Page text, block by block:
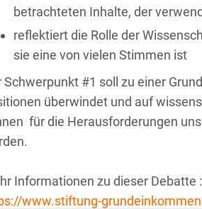
betrachteten Inhalte, der
reflektiert die Rolle der
sie eine von vielen Stimmen ist
Schwerpunkt #1 soll zu einer
überwindet und auf
für die Herausforderungen
Informationen zu dieser Debatte :
www.stiftung-